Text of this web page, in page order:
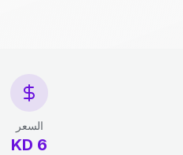
السعر
6 KD